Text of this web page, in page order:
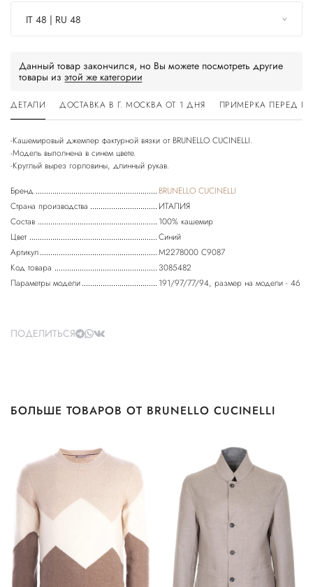
IT 48 | RU 48
Данный товар закончился, но Вы можете посмотреть другие
товары из этой же категории
ДЕТАЛИ ДОСТАВКА В Г. МОСКВА ОТ 1 ДНЯ ПРИМЕРКА ПЕРЕД
-Кашемировый джемпер фактурной вязки от BRUNELLO CUCINELLI.
-Модель выполнена в синем цвете.
-Круглый вырез горловины, длинный рукав.
Бренд
BRUNELLO CUCINELLI
Страна производства
ИТАЛИЯ
Состав
100% кашемир
Цвет
Синий
Артикул
M2278000 C9087
Код товара
3085482
Параметры модели
191/97/77/94, размер на модели - 46
ПОДЕЛИТЬСЯ
БОЛЬШЕ ТОВАРОВ ОТ BRUNELLO CUCINELLI